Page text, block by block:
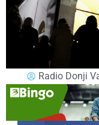
Radio Donji